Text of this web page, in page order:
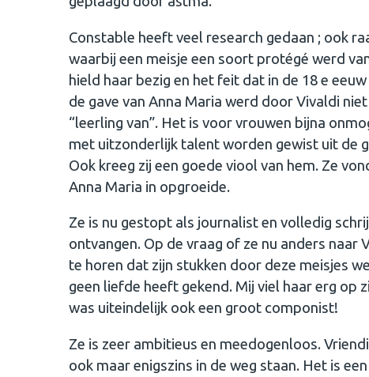
Constable heeft veel research gedaan ; ook
waarbij een meisje een soort protégé werd
hield haar bezig en het feit dat in de 18 e
de gave van Anna Maria werd door Vivaldi
“leerling van”. Het is voor vrouwen bijna
met uitzonderlijk talent worden gewist uit de
Ook kreeg zij een goede viool van hem. Ze
Anna Maria in opgroeide.
Ze is nu gestopt als journalist en volledig
ontvangen. Op de vraag of ze nu anders
te horen dat zijn stukken door deze meisjes
geen liefde heeft gekend. Mij viel haar erg op
was uiteindelijk ook een groot componist!
Ze is zeer ambitieus en meedogenloos.
ook maar enigszins in de weg staan. Het is